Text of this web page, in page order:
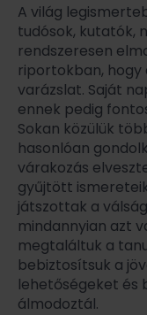
A világ
tudósok, kutatók,
rendszeresen
riportokban,
varázslat. Saját
ennek pedig
Sokan közülük
hasonlóan
várakozás
gyűjtött
játszottak a
mindannyian azt
megtaláltuk a
bebiztosítsuk a
lehetőségeket és
álmodoztál.